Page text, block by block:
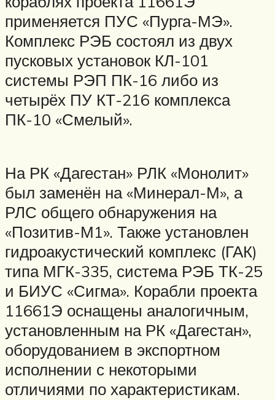
применяется ПУС «Пурга-МЭ».
Комплекс РЭБ состоял из двух
пусковых установок КЛ-101
системы РЭП ПК-16 либо из
четырёх ПУ КТ-216 комплекса
ПК-10 «Смелый».
На РК «Дагестан» РЛК «Монолит»
был заменён на «Минерал-М», а
РЛС общего обнаружения на
«Позитив-М1». Также установлен
гидроакустический комплекс (ГАК)
типа МГК-335, система РЭБ ТК-25
и БИУС «Сигма». Корабли проекта
11661Э оснащены аналогичным,
установленным на РК «Дагестан»,
оборудованием в экспортном
исполнении с некоторыми
отличиями по характеристикам.